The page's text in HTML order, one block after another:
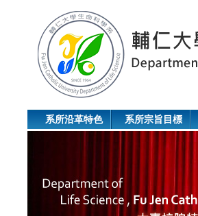
系所沿革特色 系所宗旨目標